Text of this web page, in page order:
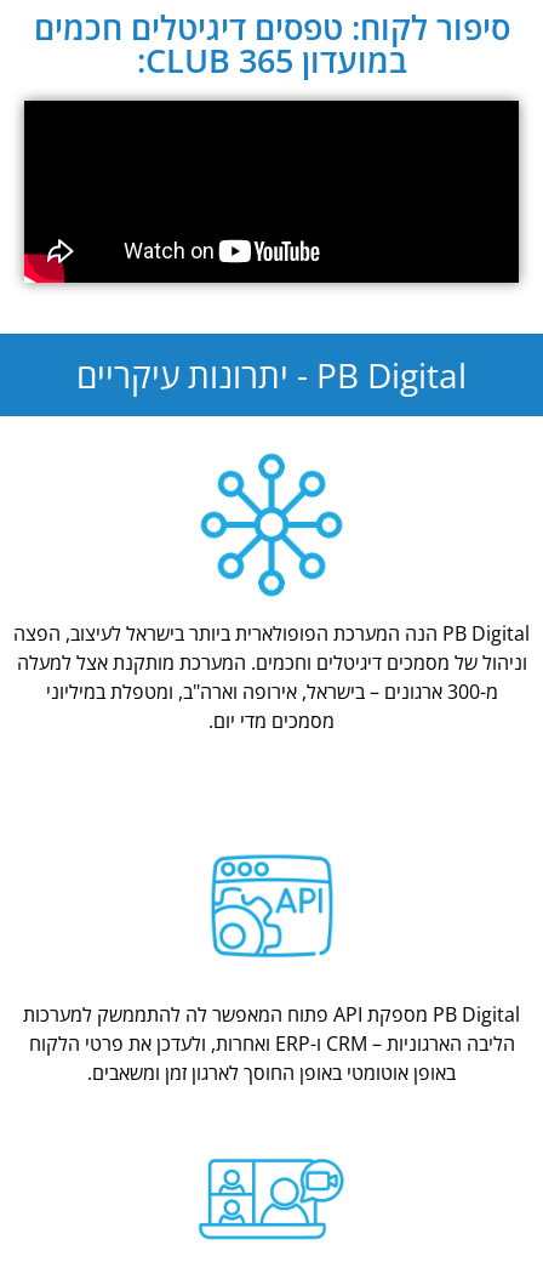
סיפור לקוח: טפסים דיגיטלים חכמים
במועדון CLUB 365:
PB Digital - יתרונות עיקריים
PB Digital הנה המערכת הפופולארית ביותר בישראל לעיצוב, הפצה
וניהול של מסמכים דיגיטלים וחכמים. המערכת מותקנת אצל למעלה
מ-300 ארגונים – בישראל, אירופה וארה"ב, ומטפלת במיליוני
מסמכים מדי יום.
PB Digital מספקת API פתוח המאפשר לה להתממשק למערכות
הליבה הארגוניות – CRM ו-ERP ואחרות, ולעדכן את פרטי הלקוח
באופן אוטומטי באופן החוסך לארגון זמן ומשאבים.